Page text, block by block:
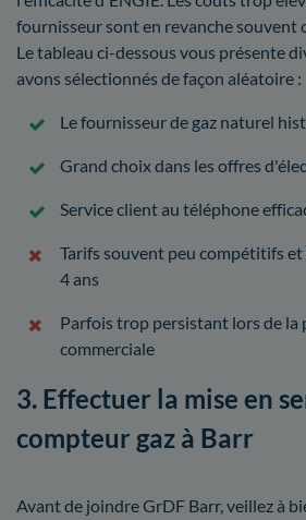
fournisseur sont en revanche souvent
Le tableau ci-dessous vous présente
avons sélectionnés de façon aléatoire :
Le fournisseur de gaz naturel
Grand choix dans les offres
Service client au téléphone
Tarifs souvent peu compétitifs et
4 ans
Parfois trop persistant lors de la
commerciale
3. Effectuer la mise en
compteur gaz à Barr
Avant de joindre GrDF Barr, veillez à